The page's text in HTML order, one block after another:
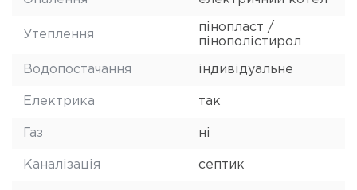
Утеплення
пінопласт /
пінополістирол
Водопостачання індивідуальне
Електрика так
Газ ні
Каналізація септик